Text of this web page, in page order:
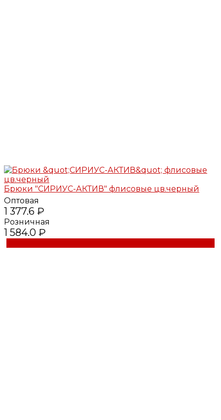
Брюки "СИРИУС-АКТИВ" флисовые цв.черный
Оптовая
1 377.6 ₽
Розничная
1 584.0 ₽